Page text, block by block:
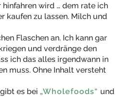
wird … dem rate ich
kaufen zu lassen. Milch und
Flaschen an. Ich kann gar
und verdränge den
ich das alles irgendwann in
muss. Ohne Inhalt versteht
es bei „Wholefoods“ und